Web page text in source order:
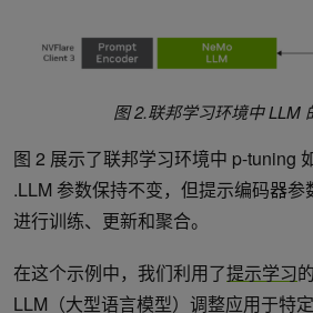
图 2.联邦学习环境中 LLM
图 2 展示了联邦学习环境中 p-tuning
.LLM 参数保持不变，但提示编码器
进行训练、更新和聚合。
在这个示例中，我们利用了提示学习
LLM（大型语言模型）调整应用于特